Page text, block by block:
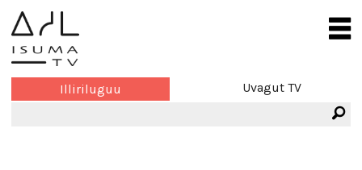
Illiriluguu Uvagut TV